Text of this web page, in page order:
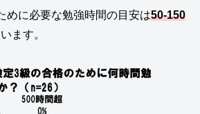
めに必要な勉強時間の目安は50-150
ます。